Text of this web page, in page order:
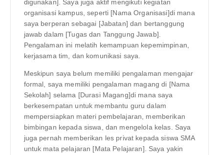
digunakan]. Saya juga aktif mengikuti kegiatan
organisasi kampus, seperti [Nama Organisasi]di mana
saya berperan sebagai [Jabatan] dan bertanggung
jawab dalam [Tugas dan Tanggung Jawab].
Pengalaman ini melatih kemampuan kepemimpinan,
kerjasama tim, dan komunikasi saya.
Meskipun saya belum memiliki pengalaman mengajar
formal, saya memiliki pengalaman magang di [Nama
Sekolah] selama [Durasi Magang]di mana saya
berkesempatan untuk membantu guru dalam
mempersiapkan materi pembelajaran, memberikan
bimbingan kepada siswa, dan mengelola kelas. Saya
juga pernah memberikan les privat kepada siswa SMA
untuk mata pelajaran [Mata Pelajaran]. Saya yakin